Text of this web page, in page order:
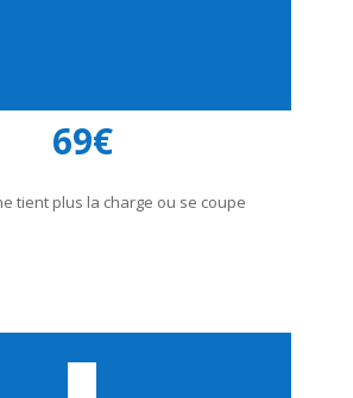
69€
tient plus la charge ou se coupe